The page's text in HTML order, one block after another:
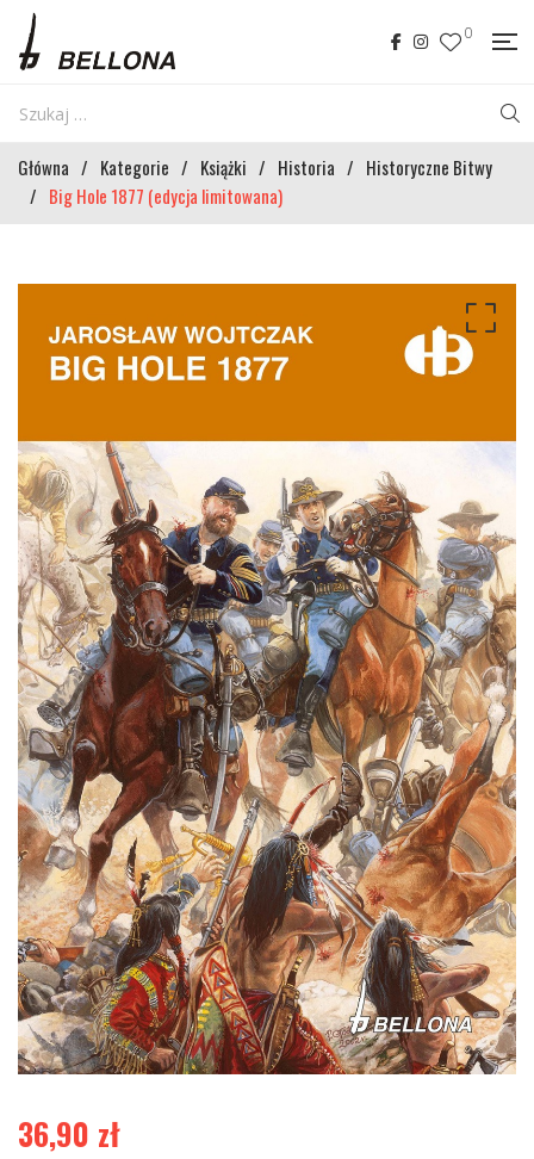
0
Główna / Kategorie / Książki / Historia / Historyczne Bitwy
/ Big Hole 1877 (edycja limitowana)
36,90 zł